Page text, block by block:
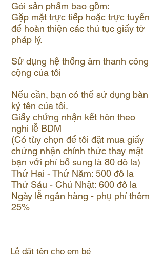
Gói sản phẩm bao gồm:
Gặp mặt trực tiếp hoặc trực tuyến
để hoàn thiện các thủ tục giấy tờ
pháp lý.
Sử dụng hệ thống âm thanh công
cộng của tôi
Nếu cần, bạn có thể sử dụng bàn
ký tên của tôi.
Giấy chứng nhận kết hôn theo
nghi lễ BDM
(Có tùy chọn để tôi đặt mua giấy
chứng nhận chính thức thay mặt
bạn với phí bổ sung là 80 đô la)
Thứ Hai - Thứ Năm: 500 đô la
Thứ Sáu - Chủ Nhật: 600 đô la
Ngày lễ ngân hàng - phụ phí thêm
25%
Lễ đặt tên cho em bé